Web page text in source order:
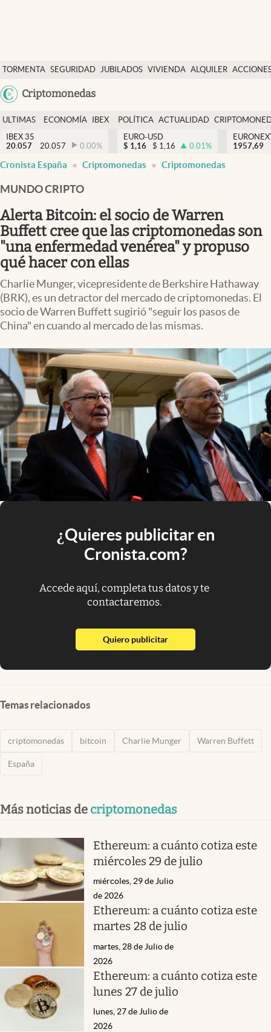
TORMENTA SEGURIDAD JUBILADOS VIVIENDA ALQUILER
USA
Colombia
Criptomonedas
Economía y finanzas
Política
Actualidad
Criptomonedas
España
ULTIMAS
NOTICIAS
ECONOMÍA
FINANZAS
IBEX
EURO
POLÍTICA ACTUALIDAD
IBEX 35
20.057
20.057 0.00%
EURO-USD
$ 1,16 $ 1,16 0.01%
1957,69
Cronista España Criptomonedas Criptomonedas
MUNDO CRIPTO
Alerta Bitcoin: el socio de Warren
Buffett cree que las criptomonedas son
"una enfermedad venérea" y propuso
qué hacer con ellas
Charlie Munger, vicepresidente de Berkshire Hathaway
(BRK), es un detractor del mercado de criptomonedas. El
socio de Warren Buffett sugirió "seguir los pasos de
China" en cuando al mercado de las mismas.
¿Quieres publicitar en
Cronista.com?
Accede aquí, completa tus datos y te
contactaremos.
Quiero publicitarabre en nueva pestaña
Temas relacionados
criptomonedas bitcoin Charlie Munger Warren Buffett
España
Más noticias de criptomonedas
Ethereum: a cuánto cotiza este
miércoles 29 de julio
miércoles, 29 de Julio
de 2026
Ethereum: a cuánto cotiza este
martes 28 de julio
martes, 28 de Julio de
2026
Ethereum: a cuánto cotiza este
lunes 27 de julio
lunes, 27 de Julio de
2026